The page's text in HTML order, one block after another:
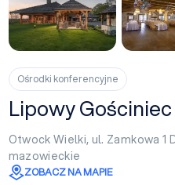
Ośrodki konferencyjne
Lipowy Gościniec
Otwock Wielki, ul. Zamkowa 1
mazowieckie
ZOBACZ NA MAPIE